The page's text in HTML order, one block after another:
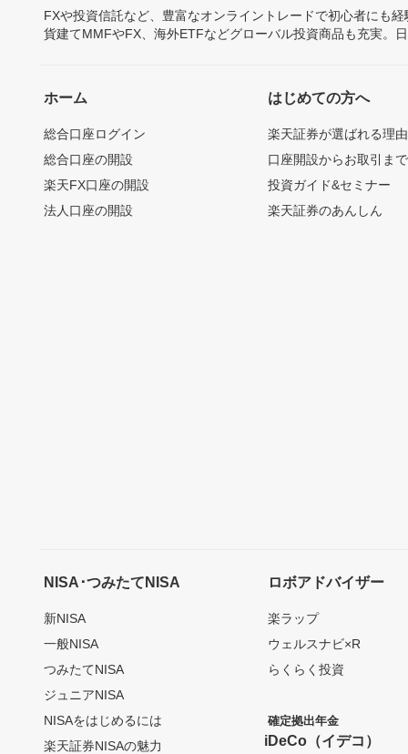
FXや投資信託など、豊富なオンライントレードで初心者にも
貨建てMMFやFX、海外ETFなどグローバル投資商品も充実。
ホーム
総合口座ログイン
総合口座の開設
楽天FX口座の開設
法人口座の開設
はじめての方へ
楽天証券が選ばれる理由
口座開設からお取引ま
投資ガイド&セミナー
楽天証券のあんしん
NISA･つみたてNISA
新NISA
一般NISA
つみたてNISA
ジュニアNISA
NISAをはじめるには
楽天証券NISAの魅力
ロボアドバイザー
楽ラップ
ウェルスナビ×R
らくらく投資
確定拠出年金
iDeCo（イデコ）